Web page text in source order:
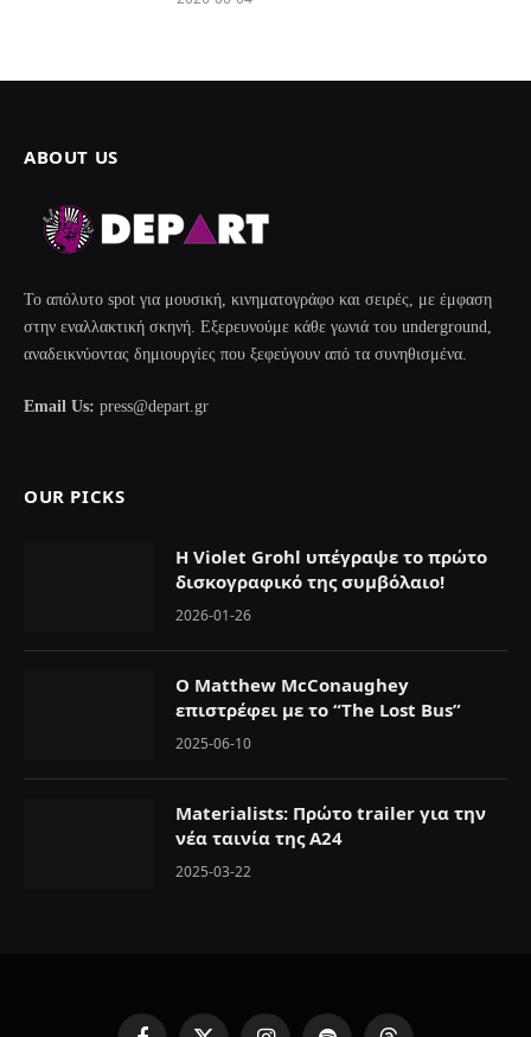
ABOUT US
Το απόλυτο spot για μουσική, κινηματογράφο και σειρές, με έμφαση
στην εναλλακτική σκηνή. Εξερευνούμε κάθε γωνιά του underground,
αναδεικνύοντας δημιουργίες που ξεφεύγουν από τα συνηθισμένα.
Email Us: press@depart.gr
OUR PICKS
Η Violet Grohl υπέγραψε το πρώτο
δισκογραφικό της συμβόλαιο!
2026-01-26
Ο Matthew McConaughey
επιστρέφει με το “The Lost Bus”
2025-06-10
Materialists: Πρώτο trailer για την
νέα ταινία της A24
2025-03-22